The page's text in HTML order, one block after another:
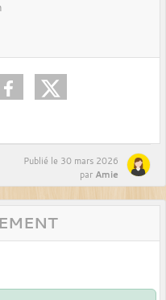
Publié le 30 mars 2026
par Amie